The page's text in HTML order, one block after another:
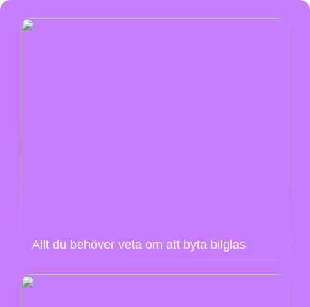
Allt du behöver veta om att byta bilglas